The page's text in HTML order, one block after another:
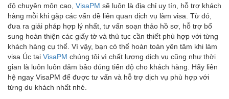
độ chuyên môn cao, VisaPM sẽ luôn là địa chỉ uy tín, hỗ trợ khách
hàng mỗi khi gặp các vấn đề liên quan dịch vụ làm visa. Từ đó,
đưa ra giải pháp hợp lý nhất, tư vấn soạn thảo hồ sơ, hỗ trợ bổ
sung hoàn thiện các giấy tờ và thủ tục cần thiết phù hợp với từng
khách hàng cụ thể. Vì vậy, bạn có thể hoàn toàn yên tâm khi làm
visa Úc tại VisaPM chúng tôi vì chất lượng dịch vụ cũng như thời
gian là luôn luôn đảm bảo đúng tiến độ cho khách hàng. Hãy liên
hệ ngay VisaPM để được tư vấn và hỗ trợ dịch vụ phù hợp với
từng du khách nhất nhé.